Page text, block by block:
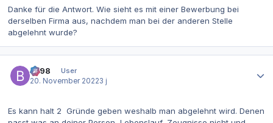
Danke für die Antwort. Wie sieht es mit einer Bewerbung bei
derselben Firma aus, nachdem man bei der anderen Stelle
abgelehnt wurde?
be98
User
20. November 20223 j
Es kann halt 2 Gründe geben weshalb man abgelehnt wird. Denen